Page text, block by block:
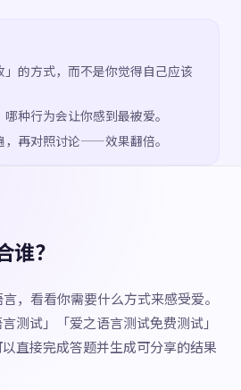
的方式，而不是你觉得自己应该
种行为会让你感到最被爱。
，再对照讨论——效果翻倍。
谁？
，看看你需要什么方式来感受爱。
测试」「爱之语言测试免费测试」
直接完成答题并生成可分享的结果